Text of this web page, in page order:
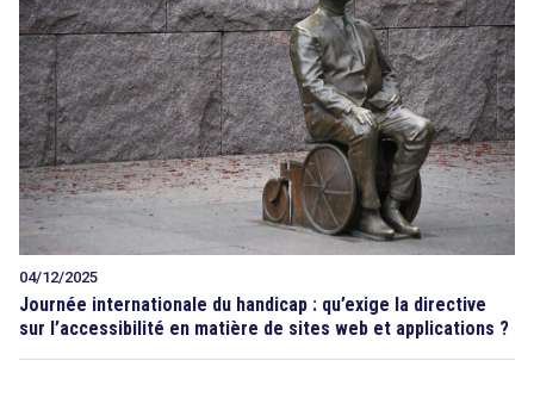
04/12/2025
Journée internationale du handicap : qu’exige la directive
sur l’accessibilité en matière de sites web et applications ?